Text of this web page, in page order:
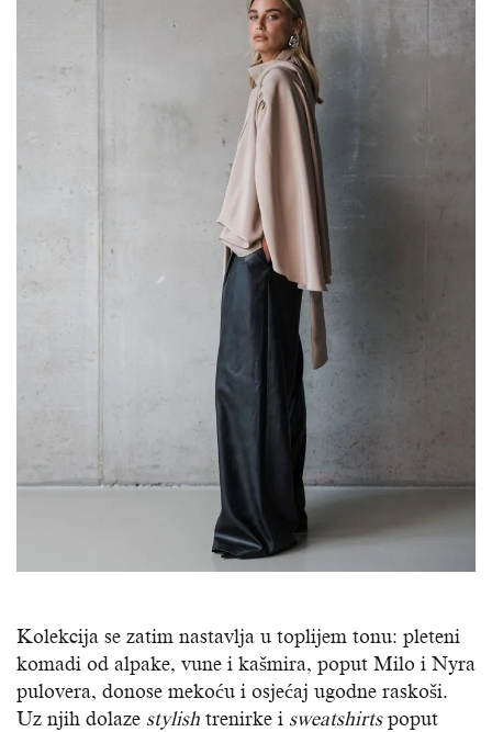
Kolekcija se zatim nastavlja u toplijem tonu: pleteni
komadi od alpake, vune i kašmira, poput Milo i Nyra
pulovera, donose mekoću i osjećaj ugodne raskoši.
Uz njih dolaze stylish trenirke i sweatshirtspoput